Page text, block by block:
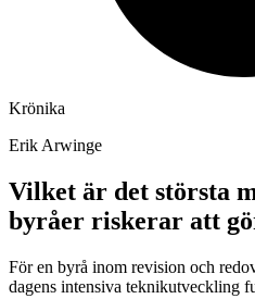
Krönika
Erik Arwinge
Vilket är det största
byråer riskerar att
För en byrå inom revision och
dagens intensiva teknikutveckling